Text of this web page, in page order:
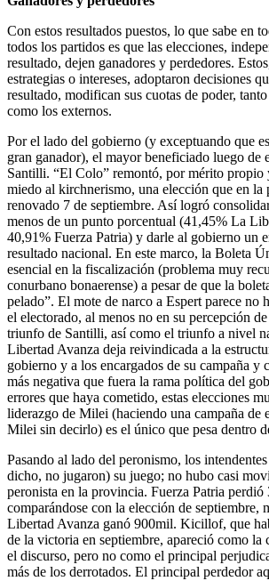
Con estos resultados puestos, lo que sabe en
todos los partidos es que las elecciones,
resultado, dejen ganadores y perdedores.
estrategias o intereses, adoptaron decisiones
resultado, modifican sus cuotas de poder,
como los externos.
Por el lado del gobierno (y exceptuando que
gran ganador), el mayor beneficiado luego de
Santilli. “El Colo” remontó, por mérito propio
miedo al kirchnerismo, una elección que en la
renovado 7 de septiembre. Así logró
menos de un punto porcentual (41,45% La
40,91% Fuerza Patria) y darle al gobierno un
resultado nacional. En este marco, la Boleta
esencial en la fiscalización (problema muy
conurbano bonaerense) a pesar de que la
pelado”. El mote de narco a Espert parece no
el electorado, al menos no en su percepción
triunfo de Santilli, así como el triunfo a nivel
Libertad Avanza deja reivindicada a la
gobierno y a los encargados de su campaña y
más negativa que fuera la rama política del
errores que haya cometido, estas elecciones
liderazgo de Milei (haciendo una campaña de
Milei sin decirlo) es el único que pesa dentro
Pasando al lado del peronismo, los
dicho, no jugaron) su juego; no hubo casi
peronista en la provincia. Fuerza Patria
comparándose con la elección de septiembre,
Libertad Avanza ganó 900mil. Kicillof, que
de la victoria en septiembre, apareció como la
el discurso, pero no como el principal
más de los derrotados. El principal perdedor